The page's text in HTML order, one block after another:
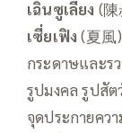
เฉินซูเลี่ยง (
เซี่ยเฟิง (夏風
กระดาษและร
รูปมงคล รูปสัต
จุดประกายคว